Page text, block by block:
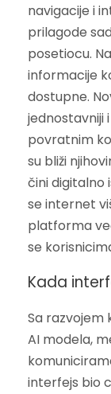
navigacije i
prilagode
posetiocu.
informacije
dostupne.
jednostavniji
povratnim
su bliži
čini digitalno
se internet
platforma
se
Kada
Sa razvojem
AI modela,
interfejs bio